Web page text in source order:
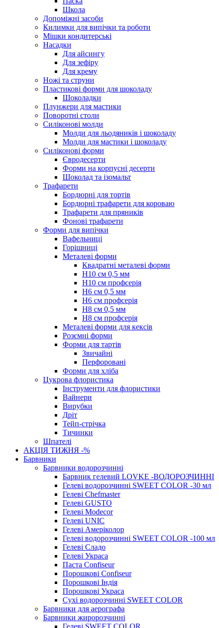
Школа
Допоміжні засоби
Килимки для випічки та роботи
Мішки кондитерські
Насадки
Для айсингу
Для зефіру
Для крему
Ножі та струни
Пластикові форми для шоколаду
Шоколадки
Плунжери для мастики
Поворотні столи
Силіконові молди
Молди для льодяників і шоколаду
Молди для мастики і шоколаду
Силіконові форми
Євродесерти
Форми на корпусні десерти
Шоколад та ізомальт
Трафарети
Бордюрні для тортів
Бордюрні трафарети для короваю
Трафарети для пряників
Фонові трафарети
Форми для випічки
Вафельниці
Горішниці
Металеві форми
Квадратні металеві форми
Н10 см 0,5 мм
Н10 см профсерія
Н6 см 0,5 мм
Н6 см профсерія
Н8 см 0,5 мм
Н8 см профсерія
Металеві форми для кексів
Розємні форми
Форми для тартів
Звичайні
Перфоровані
Форми для хліба
Цукрова флористика
Інструменти для флористики
Вайнери
Вирубки
Дріт
Тейп-стрічка
Тичинки
Шпателі
АКЦІЯ ТИЖНЯ -%
Барвники
Барвники водорозчинні
Барвник гелевий LOVKE -ВОДОРОЗЧИННІ
Гелеві водорозчинні SWEET COLOR -30 мл
Гелеві Chefmaster
Гелеві GUSTO
Гелеві Modecor
Гелеві UNIC
Гелеві Амеріколор
Гелеві водорозчинні SWEET COLOR -100 мл
Гелеві Сладо
Гелеві Украса
Паста Confiseur
Порошкові Confiseur
Порошкові Індія
Порошкові Украса
Сухі водорозчинні SWEET COLOR
Барвники для аерографа
Барвники жиророзчинні
Гелеві SWEET COLOR